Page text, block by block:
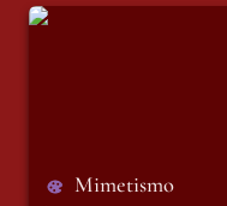
Mimetismo
Mimetismo